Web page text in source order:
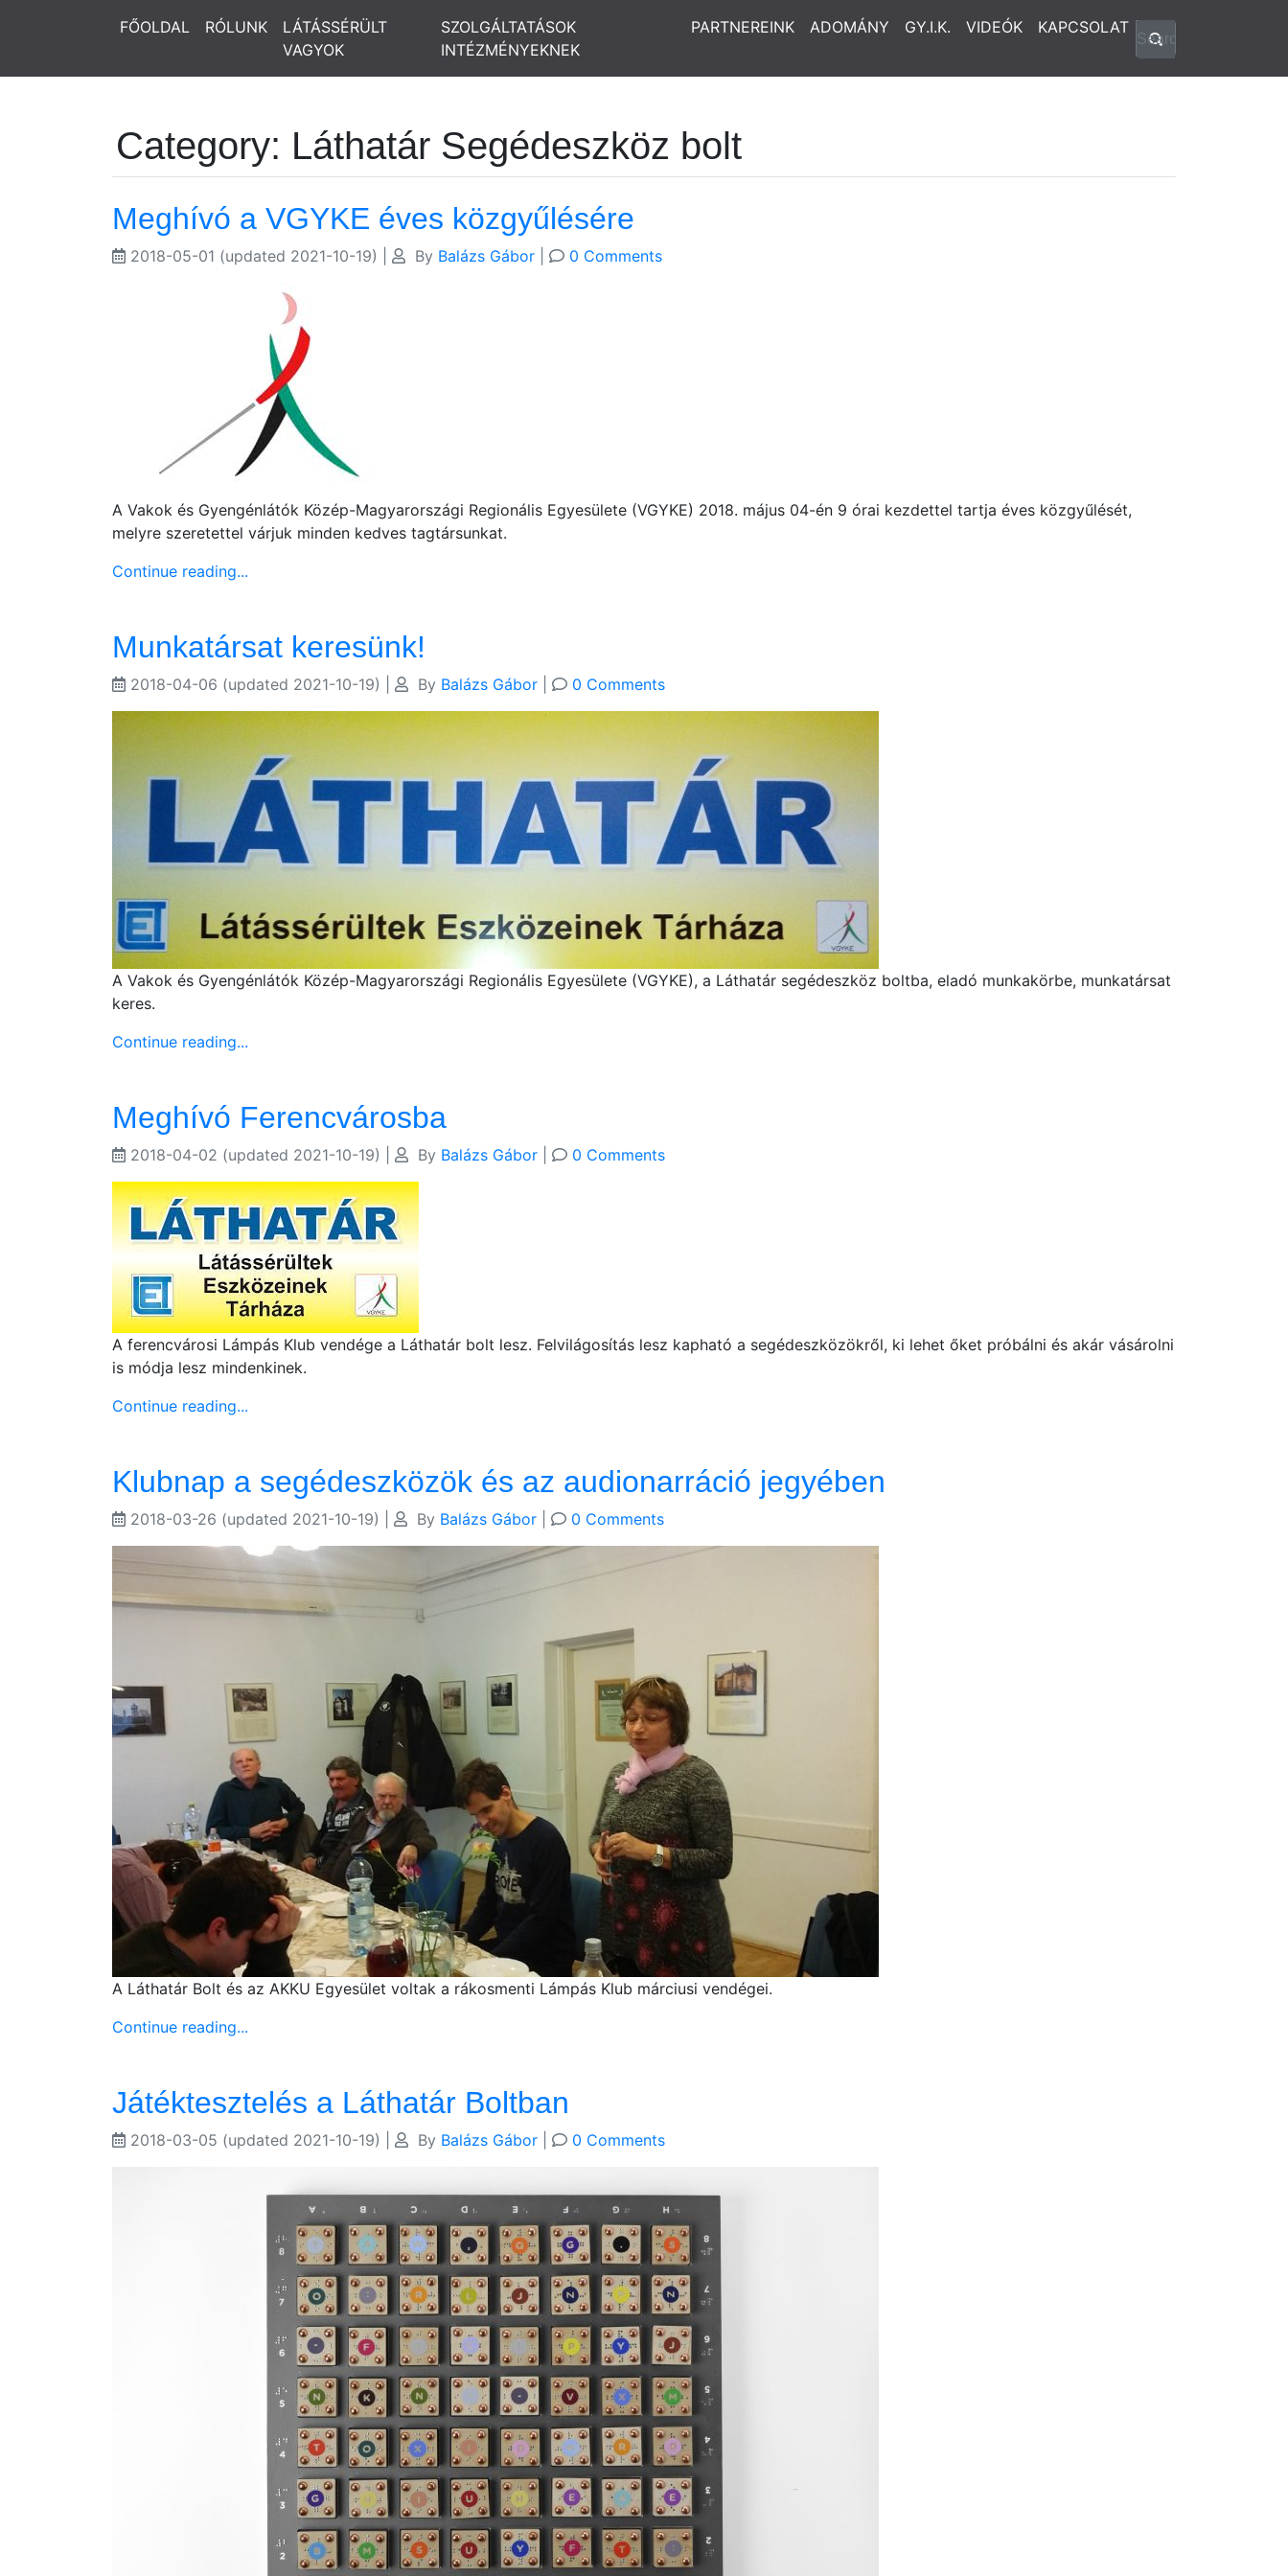
FŐOLDAL RÓLUNK
LÁTÁSSÉRÜLT
VAGYOK
SZOLGÁLTATÁSOK
INTÉZMÉNYEKNEK
PARTNEREINK ADOMÁNY GY.I.K. VIDEÓK KAPCSOLAT
Category: Láthatár Segédeszköz bolt
Meghívó a VGYKE éves közgyűlésére
2018-05-01 (updated 2021-10-19) By Balázs Gábor 0 Comments
A Vakok és Gyengénlátók Közép-Magyarországi Regionális Egyesülete (VGYKE) 2018. május 04-én 9 órai kezdettel tartja éves közgyűlését,
melyre szeretettel várjuk minden kedves tagtársunkat.
Continue reading...
Munkatársat keresünk!
2018-04-06 (updated 2021-10-19) By Balázs Gábor 0 Comments
A Vakok és Gyengénlátók Közép-Magyarországi Regionális Egyesülete (VGYKE), a Láthatár segédeszköz boltba, eladó munkakörbe, munkatársat
keres.
Continue reading...
Meghívó Ferencvárosba
2018-04-02 (updated 2021-10-19) By Balázs Gábor 0 Comments
A ferencvárosi Lámpás Klub vendége a Láthatár bolt lesz. Felvilágosítás lesz kapható a segédeszközökről, ki lehet őket próbálni és akár vásárolni
is módja lesz mindenkinek.
Continue reading...
Klubnap a segédeszközök és az audionarráció jegyében
2018-03-26 (updated 2021-10-19) By Balázs Gábor 0 Comments
A Láthatár Bolt és az AKKU Egyesület voltak a rákosmenti Lámpás Klub márciusi vendégei.
Continue reading...
Játéktesztelés a Láthatár Boltban
2018-03-05 (updated 2021-10-19) By Balázs Gábor 0 Comments